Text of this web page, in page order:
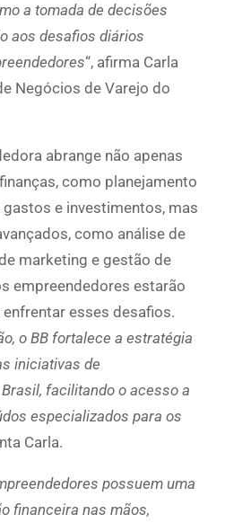
a tomada de decisões
aos desafios diários
“, afirma Carla
Negócios de Varejo do
abrange não apenas
como planejamento
e investimentos, mas
como análise de
marketing e gestão de
empreendedores estarão
esses desafios.
o BB fortalece a estratégia
iniciativas de
facilitando o acesso a
especializados para os
Carla.
possuem uma
financeira nas mãos,